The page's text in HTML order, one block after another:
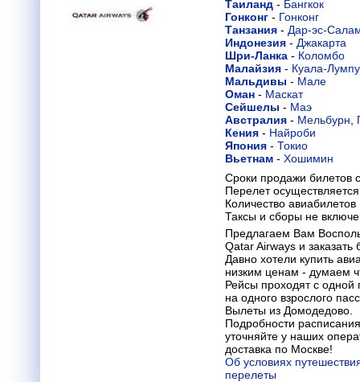
Таиланд - Бангкок
Гонконг - Гонконг
Танзания - Дар-эс-
Индонезия - Джакарта
Шри-Ланка - Коломбо
Малайзия - Куала-
Мальдивы - Мале
Оман - Маскат
Сейшелы - Маэ
Австралия - Мельбурн
Кения - Найроби
Япония - Токио
Вьетнам - Хошимин
Сроки продажи билетов
Перелет
Количество
Таксы и сборы не
Предлагаем Вам
Qatar Airways и
Давно хотели купить
низким ценам - думаем
Рейсы проходят с одной
на одного взрослого
Вылеты из Домодедово.
Подробности
уточняйте у наших
доставка по Москве!
Об условиях
перелеты